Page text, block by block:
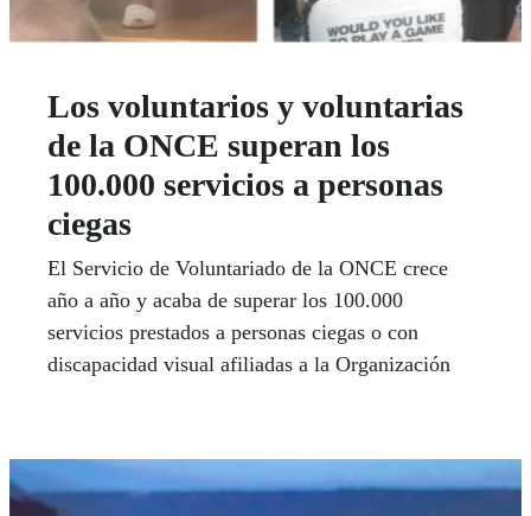
Los voluntarios y voluntarias
de la ONCE superan los
100.000 servicios a personas
ciegas
El Servicio de Voluntariado de la ONCE crece
año a año y acaba de superar los 100.000
servicios prestados a personas ciegas o con
discapacidad visual afiliadas a la Organización